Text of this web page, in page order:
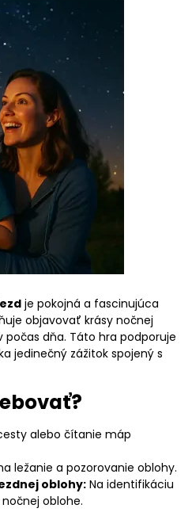
je pokojná a fascinujúca
objavovať krásy nočnej
dňa. Táto hra podporuje
jedinečný zážitok spojený s
alebo čítanie máp
ležanie a pozorovanie oblohy.
oblohy: Na identifikáciu
oblohe.